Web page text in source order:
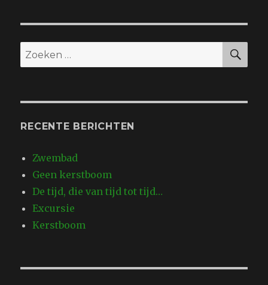
Zoeken
naar:
RECENTE BERICHTEN
Zwembad
Geen kerstboom
De tijd, die van tijd tot tijd…
Excursie
Kerstboom